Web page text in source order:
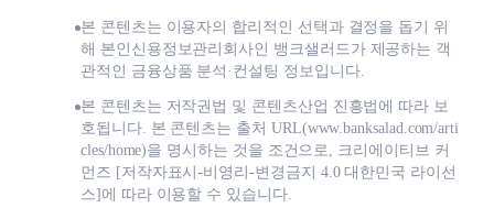
본 콘텐츠는 이용자의 합리적인 선택과 결정을 돕기 위
해 본인신용정보관리회사인 뱅크샐러드가 제공하는 객
관적인 금융상품 분석·컨설팅 정보입니다.
본 콘텐츠는 저작권법 및 콘텐츠산업 진흥법에 따라 보
호됩니다. 본 콘텐츠는 출처 URL(www.banksalad.com/arti
cles/home)을 명시하는 것을 조건으로, 크리에이티브 커
먼즈 [저작자표시-비영리-변경금지 4.0 대한민국 라이선
스]에 따라 이용할 수 있습니다.